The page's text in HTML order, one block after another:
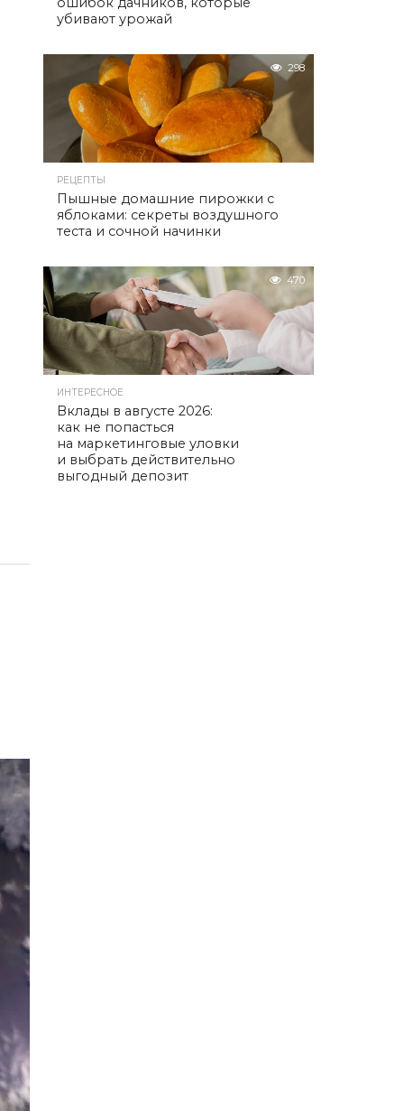
убивают урожай
298
РЕЦЕПТЫ
Пышные домашние пирожки с
яблоками: секреты воздушного
теста и сочной начинки
470
ИНТЕРЕСНОЕ
Вклады в августе 2026:
как не попасться
на маркетинговые уловки
и выбрать действительно
выгодный депозит